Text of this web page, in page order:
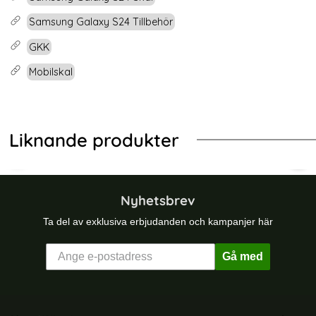
Samsung Galaxy S24 Tillbehör
GKK
Mobilskal
Liknande produkter
Galaxy Z Flip 5 Skal Skin Touch RosaGKK Samsung Galaxy S25 Ultra
Nyhetsbrev
Ta del av exklusiva erbjudanden och kampanjer här
Gå med